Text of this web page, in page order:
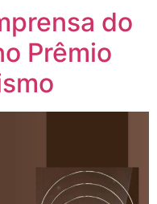
do
Prêmio